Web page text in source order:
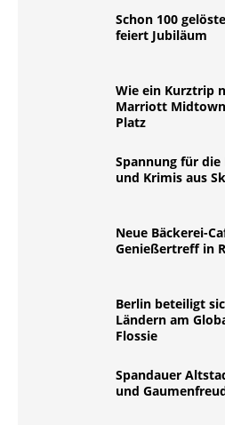
Schon 100
feiert Jubiläum
Wie ein Kurztrip
Marriott
Platz
Spannung für
und Krimis aus
Neue Bäckerei-
Genießertreff in
Berlin beteiligt
Ländern am
Flossie
Spandauer
und